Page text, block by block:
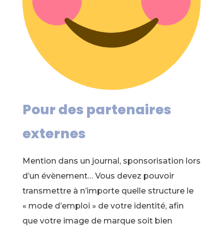
Pour des partenaires
externes
Mention dans un journal, sponsorisation lors
d’un évènement… Vous devez pouvoir
transmettre à n’importe quelle structure le
« mode d’emploi » de votre identité, afin
que votre image de marque soit bien